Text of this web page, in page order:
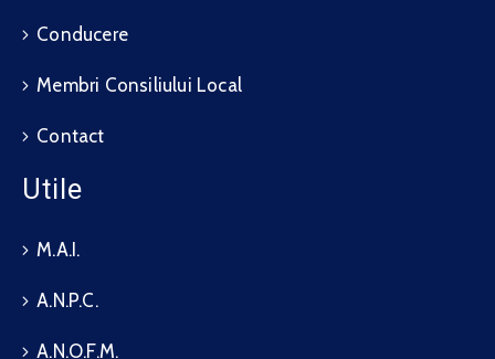
Conducere
Membri Consiliului Local
Contact
Utile
M.A.I.
A.N.P.C.
A.N.O.F.M.